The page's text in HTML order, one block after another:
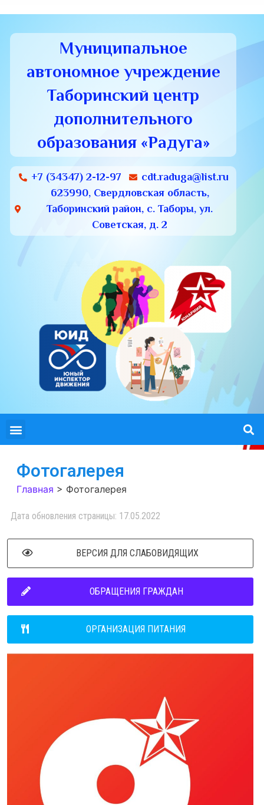
Муниципальное
автономное учреждение
Таборинский центр
дополнительного
образования «Радуга»
+7 (34347) 2-12-97
cdt.raduga@list.ru
623990, Свердловская область,
Таборинский район, с. Таборы, ул.
Советская, д. 2
Фотогалерея
Главная > Фотогалерея
Дата обновления страницы: 17.05.2022
ВЕРСИЯ ДЛЯ СЛАБОВИДЯЩИХ
ОБРАЩЕНИЯ ГРАЖДАН
ОРГАНИЗАЦИЯ ПИТАНИЯ